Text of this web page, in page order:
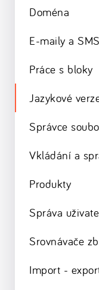
Doména
E-maily a SMS
Práce s bloky
Jazykové
Správce
Vkládání a
Produkty
Správa
Srovnávače
Import -